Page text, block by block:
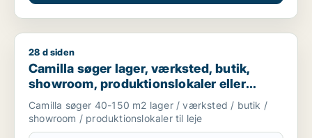
Camilla søger lager, værksted, butik, showroom,
28 d siden
Camilla søger lager, værksted, butik,
showroom, produktionslokaler eller
garage til leje i Nordsjælland
Camilla søger 40-150 m2 lager / værksted / butik /
showroom / produktionslokaler til leje